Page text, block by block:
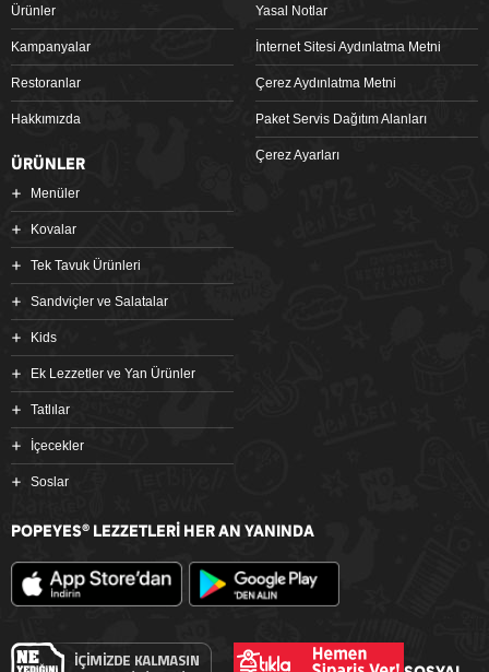
Ürünler
Kampanyalar
Restoranlar
Hakkımızda
Yasal Notlar
İnternet Sitesi Aydınlatma Metni
Çerez Aydınlatma Metni
Paket Servis Dağıtım Alanları
Çerez Ayarları
ÜRÜNLER
Menüler
Kovalar
Tek Tavuk Ürünleri
Sandviçler ve Salatalar
Kids
Ek Lezzetler ve Yan Ürünler
Tatlılar
İçecekler
Soslar
POPEYES® LEZZETLERİ HER AN YANINDA